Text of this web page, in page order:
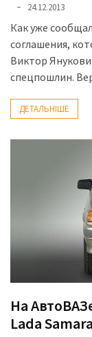
24.12.2013
Как уже
соглашения,
Виктор
спецпошлин.
ДЕТАЛЬНІШЕ
На
Lada Samara